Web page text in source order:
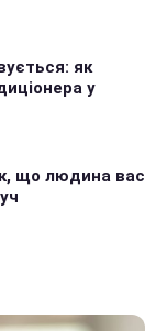
як
у
що людина вас